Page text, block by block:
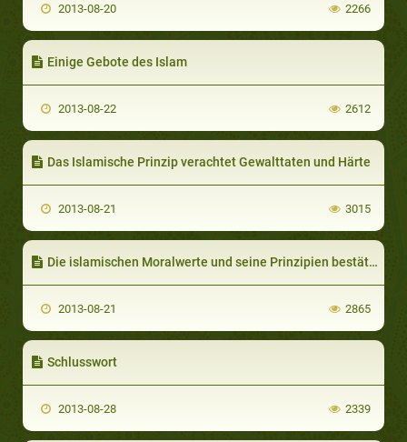
2013-08-20 2266
Einige Gebote des Islam
2013-08-22 2612
Das Islamische Prinzip verachtet Gewalttaten und Härte
2013-08-21 3015
Die islamischen Moralwerte und seine Prinzipien bestätigen den umfassenden Frieden im vollkommenen Sinne des Wortes, denn der Islam ruft dazu auf
2013-08-21 2865
Schlusswort
2013-08-28 2339